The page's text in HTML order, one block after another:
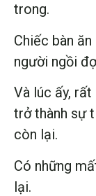
trong.
Chiếc bàn
người ngồi
Và lúc ấy,
trở thành sự
còn lại.
Có những
lại.